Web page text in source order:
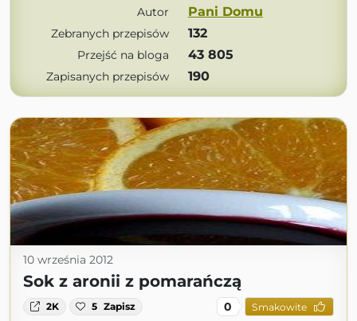
Autor Pani Domu
Zebranych przepisów 132
Przejść na bloga 43 805
Zapisanych przepisów 190
10 września 2012
Sok z aronii z pomarańczą
2K 5 Zapisz 0 Smakowite